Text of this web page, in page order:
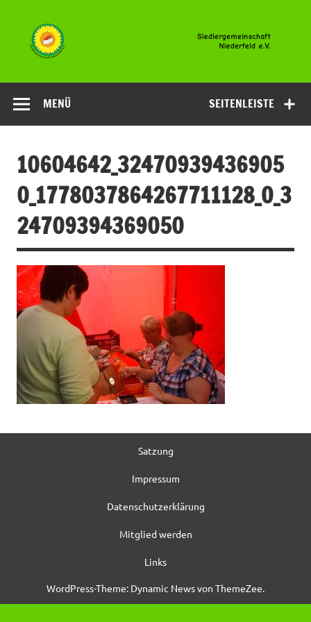
springen
Niederfeld
SEITENLEISTE
MENÜ
10604642_32470939436905
0_1778037864267711128_O_3
24709394369050
Satzung
Impressum
Datenschutzerklärung
Mitglied werden
Links
WordPress-Theme: Dynamic News von ThemeZee.